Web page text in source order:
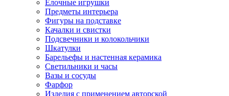
Елочные игрушки
Предметы интерьера
Фигуры на подставке
Качалки и свистки
Подсвечники и колокольчики
Шкатулки
Барельефы и настенная керамика
Светильники и часы
Вазы и сосуды
Фарфор
Изделия с применением авторской